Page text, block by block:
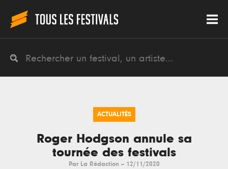
ACTUALITÉS
Roger Hodgson annule sa
tournée des festivals
Par La Rédaction -- 12/11/2020